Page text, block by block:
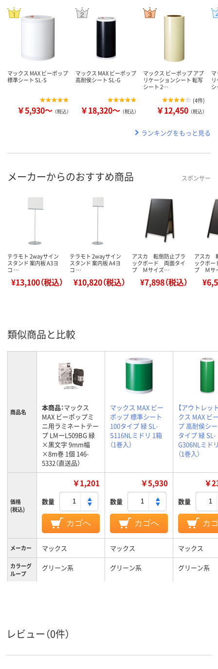
マックス MAX ビーポップ
標準シート SL-S
￥5,930～ （税込）
マックス MAX ビーポップ
高耐侯シート SL-G
￥18,320～ （税込）
マックス ビーポップ アプ
リケーションシート 転写
シート 2…
(4件)
￥12,450 （税込）
ランキングをもっと見る
メーカーからのおすすめ商品 スポンサー
テラモト 2wayサイン
スタンド 案内板 A3ヨ
コ …
¥13,100（税込）
テラモト 2wayサイン
スタンド 案内板 A4ヨ
コ …
¥10,820（税込）
アスカ 転倒防止ブラ
ックボード 両面タイ
プ Ｍサイズ…
¥7,898（税込）
アスカ
ックボ
プ Ｍサ
類似商品と比較
商品名 本商品：マックス
MAX ビーポップミ
ニ用ラミネートテー
プ LMーL509BG 緑
×黒文字 9mm幅
×8m巻 1個 146-
5332（直送品）
マックス MAX ビー
ポップ 標準シート
100タイプ 緑 SL-
S116NLミドリ 1箱
（1巻入）
【アウトレッ
クス MAX ビ
プ 高耐侯シ
タイプ 緑 SL-
G306NLミド
（1巻入）
価格
(税込)
￥1,201
数量
カゴへ
￥5,930
数量
カゴへ
￥
数量
カ
メーカー マックス マックス マックス
カラーグ
ループ
グリーン系 グリーン系 グリーン系
レビュー（0件）